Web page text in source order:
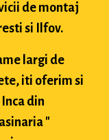
de montaj
si Ilfov.
largi de
iti oferim si
din
"